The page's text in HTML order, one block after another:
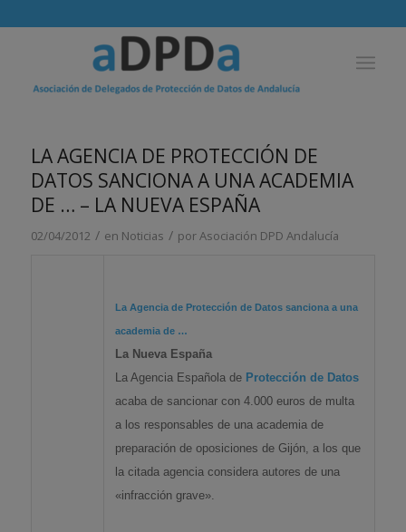
LA AGENCIA DE PROTECCIÓN DE
DATOS SANCIONA A UNA ACADEMIA
DE … – LA NUEVA ESPAÑA
02/04/2012 / en Noticias / porAsociación DPD Andalucía
La Agencia de Protección de Datossanciona a una
academia de …
La Nueva España
La Agencia Española de Protección de Datos
acaba de sancionar con 4.000 euros de multa
a los responsables de una academia de
preparación de oposiciones de Gijón, a los que
la citada agencia considera autores de una
«infracción grave».